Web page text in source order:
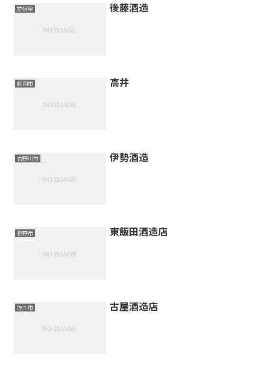
愛媛県 後藤酒造
藤岡市 高井
吉野川市 伊勢酒造
長野市 東飯田酒造店
佐久市 古屋酒造店